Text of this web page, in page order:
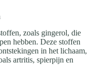
zoals gingerol, die
hebben. Deze stoffen
in het lichaam,
artritis, spierpijn en